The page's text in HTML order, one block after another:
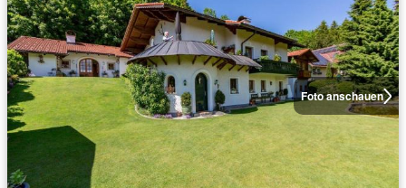
Foto anschauen